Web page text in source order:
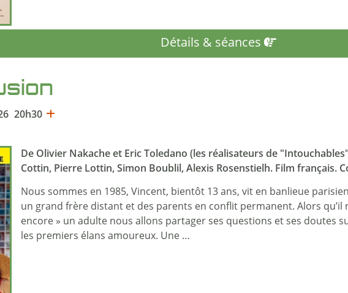
Détails & séances
20h30
De Olivier Nakache et Eric Toledano (les réalisateurs de
Cottin, Pierre Lottin, Simon Boublil, Alexis Rosenstielh. Film français.
Nous sommes en 1985, Vincent, bientôt 13 ans, vit en banlieue
un grand frère distant et des parents en conflit permanent. Alors qu’il
encore » un adulte nous allons partager ses questions et ses doutes
les premiers élans amoureux. Une …